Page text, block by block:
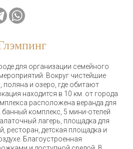
для организации семейного
Вокруг чистейшие
и озеро, где обитают
находится в 10 км. от города
расположена веранда для
комплекс, 5 мини-отелей
лагерь, площадка для
ресторан, детская площадка и
Благоустроенная